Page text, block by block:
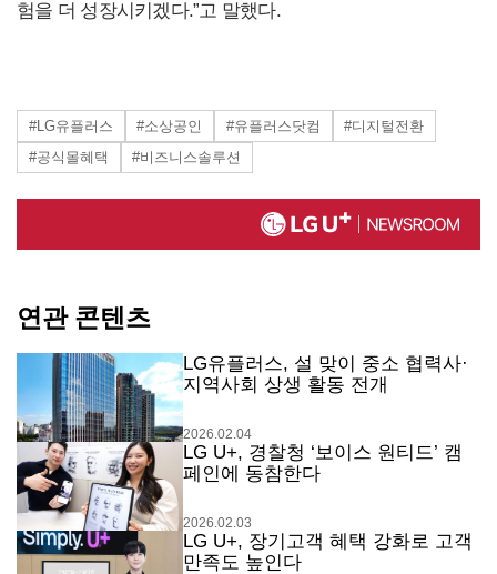
험을 더 성장시키겠다.”고 말했다.
#LG유플러스 #소상공인 #유플러스닷컴
#디지털전환
#공식몰혜택
#비즈니스솔루션
연관 콘텐츠
LG유플러스, 설 맞이 중소 협력사·
지역사회 상생 활동 전개
2026.02.04
LG U+, 경찰청 ‘보이스 원티드’ 캠
페인에 동참한다
2026.02.03
LG U+, 장기고객 혜택 강화로 고객
만족도 높인다